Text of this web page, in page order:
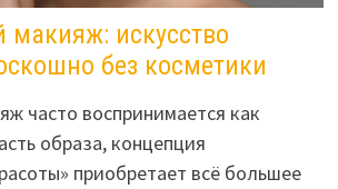
макияж: искусство
без косметики
часто воспринимается как
образа, концепция
приобретает всё большее